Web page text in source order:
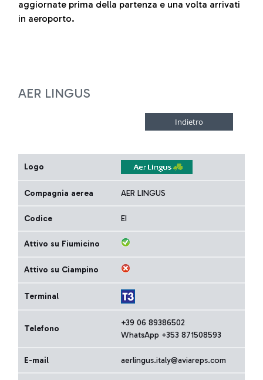
aggiornate prima della partenza e una volta arrivati
in aeroporto.
AER LINGUS
Logo
Compagnia aerea AER LINGUS
Codice EI
Attivo su Fiumicino
Attivo su Ciampino
Terminal
Telefono
+39 06 89386502
WhatsApp +353 871508593
E-mail aerlingus.italy@aviareps.com